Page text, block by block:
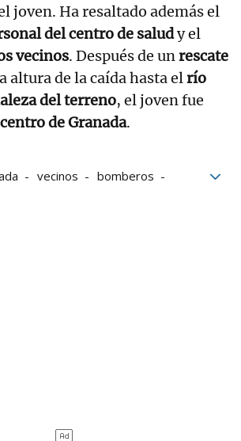
joven. Ha resaltado además el
del centro de saludy el
vecinos. Después de unrescate
altura de la caída hasta elrío
del terreno, el joven fue
centro de Granada.
vecinos
bomberos